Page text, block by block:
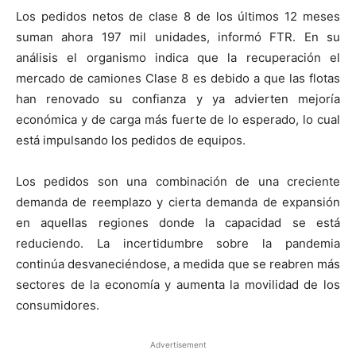
Los pedidos netos de clase 8 de los últimos 12 meses
suman ahora 197 mil unidades, informó FTR. En su
análisis el organismo indica que la recuperación el
mercado de camiones Clase 8 es debido a que las flotas
han renovado su confianza y ya advierten mejoría
económica y de carga más fuerte de lo esperado, lo cual
está impulsando los pedidos de equipos.
Los pedidos son una combinación de una creciente
demanda de reemplazo y cierta demanda de expansión
en aquellas regiones donde la capacidad se está
reduciendo. La incertidumbre sobre la pandemia
continúa desvaneciéndose, a medida que se reabren más
sectores de la economía y aumenta la movilidad de los
consumidores.
Advertisement